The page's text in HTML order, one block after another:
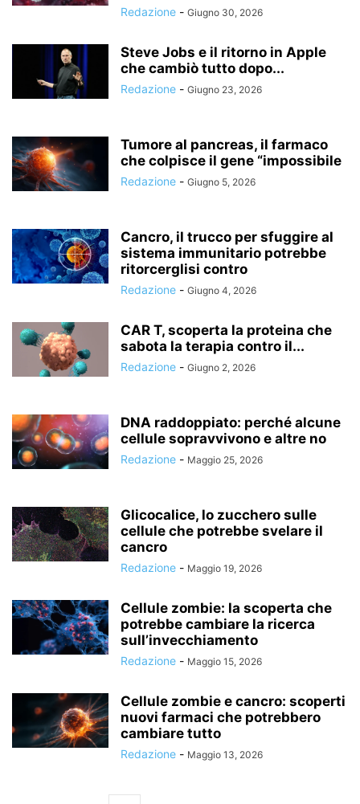
Redazione - Giugno 30, 2026
Steve Jobs e il ritorno in Apple
che cambiò tutto dopo...
Redazione - Giugno 23, 2026
Tumore al pancreas, il farmaco
che colpisce il gene “impossibile
Redazione - Giugno 5, 2026
Cancro, il trucco per sfuggire al
sistema immunitario potrebbe
ritorcerglisi contro
Redazione - Giugno 4, 2026
CAR T, scoperta la proteina che
sabota la terapia contro il...
Redazione - Giugno 2, 2026
DNA raddoppiato: perché alcune
cellule sopravvivono e altre no
Redazione - Maggio 25, 2026
Glicocalice, lo zucchero sulle
cellule che potrebbe svelare il
cancro
Redazione - Maggio 19, 2026
Cellule zombie: la scoperta che
potrebbe cambiare la ricerca
sull’invecchiamento
Redazione - Maggio 15, 2026
Cellule zombie e cancro: scoperti
nuovi farmaci che potrebbero
cambiare tutto
Redazione - Maggio 13, 2026